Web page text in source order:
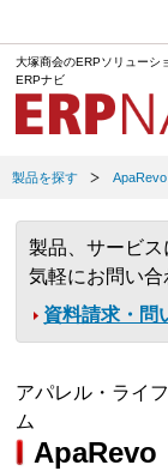
大塚商会のERPソリューシ
ERPナビ
製品を探す ApaRevo
製品、サービ
気軽にお問い合
資料請求・問
アパレル・ライ
ム
ApaRevo